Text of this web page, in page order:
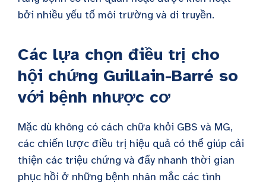
bởi nhiều yếu tố môi trường và di truyền.
Các lựa chọn điều trị cho
hội chứng Guillain-Barré so
với bệnh nhược cơ
Mặc dù không có cách chữa khỏi GBS và MG,
các chiến lược điều trị hiệu quả có thể giúp cải
thiện các triệu chứng và đẩy nhanh thời gian
phục hồi ở những bệnh nhân mắc các tình